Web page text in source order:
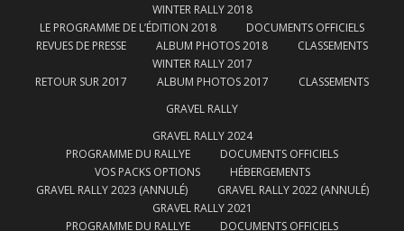
WINTER RALLY 2018
LE PROGRAMME DE L’ÉDITION 2018
DOCUMENTS OFFICIELS
REVUES DE PRESSE
ALBUM PHOTOS 2018
CLASSEMENTS
WINTER RALLY 2017
RETOUR SUR 2017
ALBUM PHOTOS 2017
CLASSEMENTS
GRAVEL RALLY
GRAVEL RALLY 2024
PROGRAMME DU RALLYE
DOCUMENTS OFFICIELS
VOS PACKS OPTIONS
HÉBERGEMENTS
GRAVEL RALLY 2023 (ANNULÉ)
GRAVEL RALLY 2022 (ANNULÉ)
GRAVEL RALLY 2021
PROGRAMME DU RALLYE
DOCUMENTS OFFICIELS